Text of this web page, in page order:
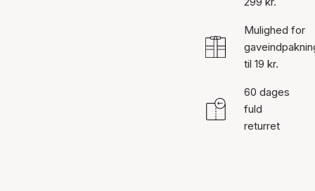
Mulighed for
til 19 kr.
60 dages
fuld
returret